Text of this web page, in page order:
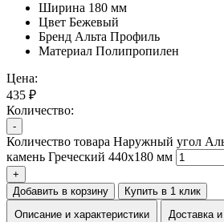
Ширина 180 мм
Цвет Бежевый
Бренд Альта Профиль
Материал Полипропилен
Цена:
435 ₽
Количество:
-
Количество товара Наружный угол
камень Греческий 440х180 мм
+
Добавить в корзину
Купить в 1 клик
Описание и характеристики
Доставка